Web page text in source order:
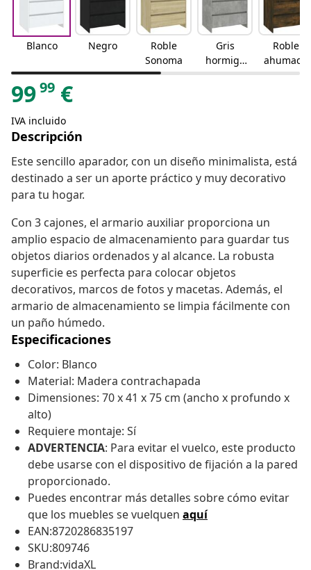
Blanco Negro
Roble
Sonoma
Gris
hormigó
n
Roble
ahumado
9999 €
IVA incluido
Descripción
Este sencillo aparador, con un diseño minimalista, está
destinado a ser un aporte práctico y muy decorativo
para tu hogar.
Con 3 cajones, el armario auxiliar proporciona un
amplio espacio de almacenamiento para guardar tus
objetos diarios ordenados y al alcance. La robusta
superficie es perfecta para colocar objetos
decorativos, marcos de fotos y macetas. Además, el
armario de almacenamiento se limpia fácilmente con
un paño húmedo.
Especificaciones
Color: Blanco
Material: Madera contrachapada
Dimensiones: 70 x 41 x 75 cm (ancho x profundo x
alto)
Requiere montaje: Sí
ADVERTENCIA: Para evitar el vuelco, este producto
debe usarse con el dispositivo de fijación a la pared
proporcionado.
Puedes encontrar más detalles sobre cómo evitar
que los muebles se vuelquen aquí
EAN:8720286835197
SKU:809746
Brand:vidaXL